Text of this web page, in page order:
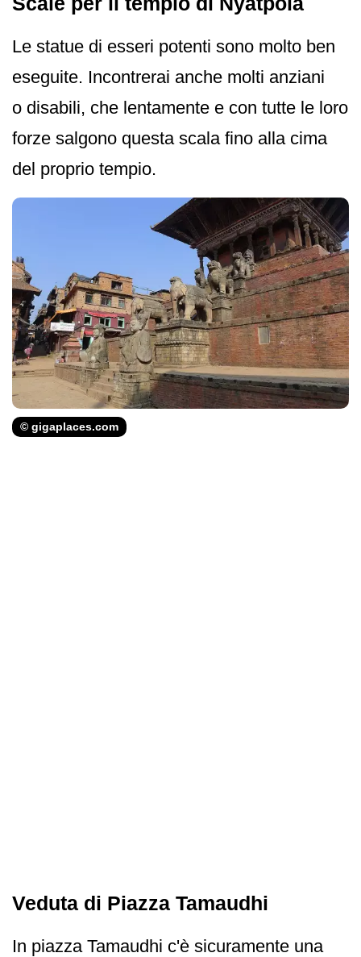
Le statue di esseri potenti sono molto ben
eseguite. Incontrerai anche molti anziani
o disabili, che lentamente e con tutte le loro
forze salgono questa scala fino alla cima
del proprio tempio.
© gigaplaces.com
Veduta di Piazza Tamaudhi
In piazza Tamaudhi c'è sicuramente una